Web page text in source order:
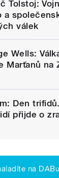
Tolstoj:
a
válek
Wells:
Marťanů na
Den
přijde o
na DABu